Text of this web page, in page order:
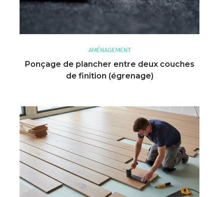
AMÉNAGEMENT
Ponçage de plancher entre deux couches
de finition (égrenage)